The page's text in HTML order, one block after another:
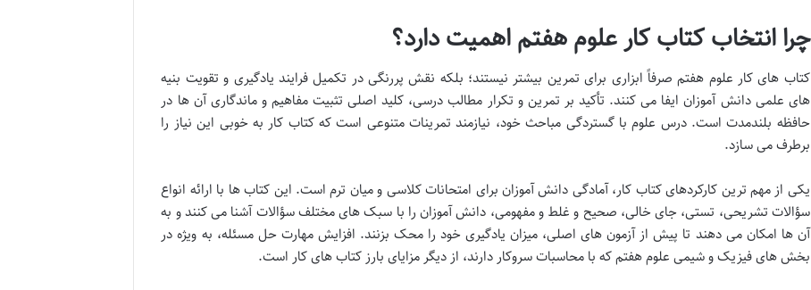
چرا انتخاب کتاب کار علوم هفتم اهمیت دارد؟
کتاب های کار علوم هفتم صرفاً ابزاری برای تمرین بیشتر نیستند؛ بلکه نقش پررنگی در تکمیل فرایند یادگیری و تقویت بنیه
های علمی دانش آموزان ایفا می کنند. تأکید بر تمرین و تکرار مطالب درسی، کلید اصلی تثبیت مفاهیم و ماندگاری آن ها در
حافظه بلندمدت است. درس علوم با گستردگی مباحث خود، نیازمند تمرینات متنوعی است که کتاب کار به خوبی این نیاز را
برطرف می سازد.
یکی از مهم ترین کارکردهای کتاب کار، آمادگی دانش آموزان برای امتحانات کلاسی و میان ترم است. این کتاب ها با ارائه انواع
سؤالات تشریحی، تستی، جای خالی، صحیح و غلط و مفهومی، دانش آموزان را با سبک های مختلف سؤالات آشنا می کنند و به
آن ها امکان می دهند تا پیش از آزمون های اصلی، میزان یادگیری خود را محک بزنند. افزایش مهارت حل مسئله، به ویژه در
بخش های فیزیک و شیمی علوم هفتم که با محاسبات سروکار دارند، از دیگر مزایای بارز کتاب های کار است.